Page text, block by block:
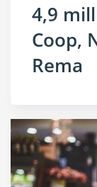
4,9
Coop,
Rema